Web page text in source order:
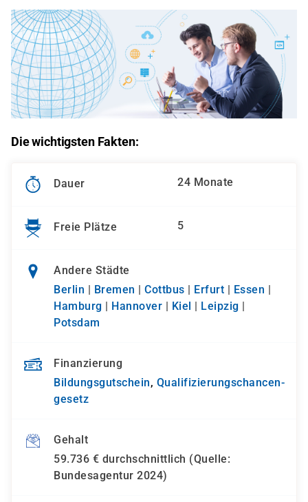
Die wichtigsten Fakten:
Dauer 24 Monate
Freie Plätze 5
Andere Städte
Berlin
Bremen Cottbus Erfurt Essen
Hamburg
Hannover Kiel Leipzig
Potsdam
Finanzierung
Bildungsgutschein, Qualifizierungs­chancen­
gesetz
Gehalt
59.736 € durchschnittlich (Quelle:
Bundesagentur 2024)